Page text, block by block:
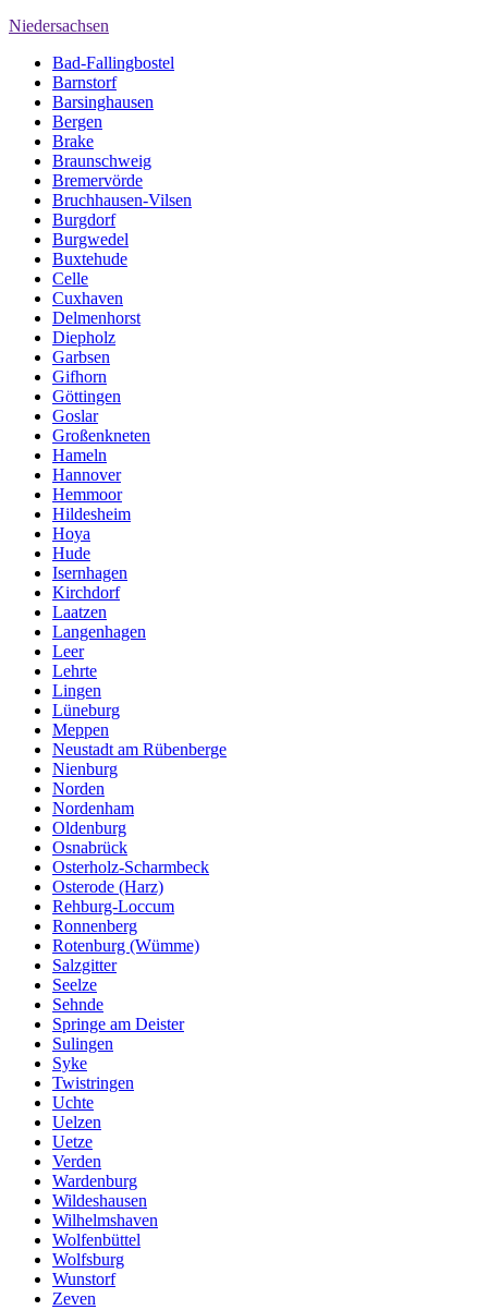
Niedersachsen
Bad-Fallingbostel
Barnstorf
Barsinghausen
Bergen
Brake
Braunschweig
Bremervörde
Bruchhausen-Vilsen
Burgdorf
Burgwedel
Buxtehude
Celle
Cuxhaven
Delmenhorst
Diepholz
Garbsen
Gifhorn
Göttingen
Goslar
Großenkneten
Hameln
Hannover
Hemmoor
Hildesheim
Hoya
Hude
Isernhagen
Kirchdorf
Laatzen
Langenhagen
Leer
Lehrte
Lingen
Lüneburg
Meppen
Neustadt am Rübenberge
Nienburg
Norden
Nordenham
Oldenburg
Osnabrück
Osterholz-Scharmbeck
Osterode (Harz)
Rehburg-Loccum
Ronnenberg
Rotenburg (Wümme)
Salzgitter
Seelze
Sehnde
Springe am Deister
Sulingen
Syke
Twistringen
Uchte
Uelzen
Uetze
Verden
Wardenburg
Wildeshausen
Wilhelmshaven
Wolfenbüttel
Wolfsburg
Wunstorf
Zeven